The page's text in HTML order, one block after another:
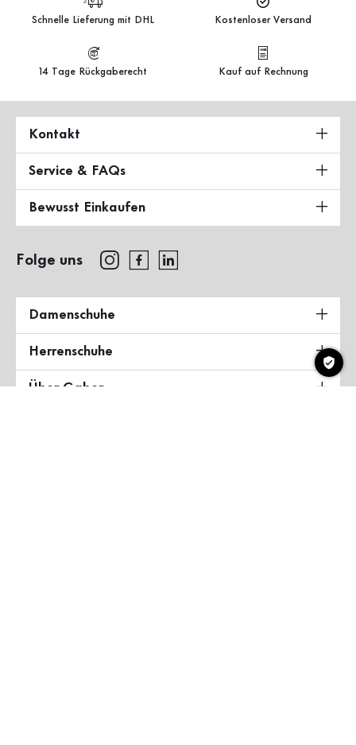
Schnelle Lieferung mit DHL Kostenloser Versand
14 Tage Rückgaberecht Kauf auf Rechnung
Kontakt
Service & FAQs
Bewusst Einkaufen
Folge uns
Damenschuhe
Herrenschuhe
Über Gabor